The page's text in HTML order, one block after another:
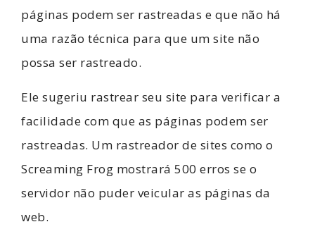
páginas podem ser rastreadas e que não há
uma razão técnica para que um site não
possa ser rastreado.
Ele sugeriu rastrear seu site para verificar a
facilidade com que as páginas podem ser
rastreadas. Um rastreador de sites como o
Screaming Frog mostrará 500 erros se o
servidor não puder veicular as páginas da
web.